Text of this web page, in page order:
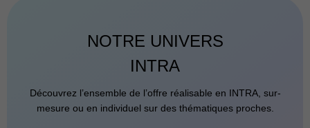
NOTRE UNIVERS
INTRA
Découvrez l’ensemble de l’offre réalisable en INTRA, sur-
mesure ou en individuel sur des thématiques proches.